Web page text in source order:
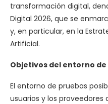
transformación digital,
Digital 2026, que se
y, en particular, en la
Artificial.
Objetivos del entorno
El entorno de pruebas
usuarios y los proveedores